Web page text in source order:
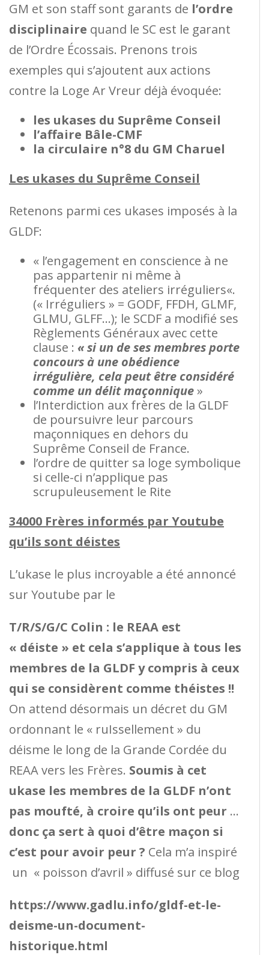
GM et son staff sont garants de l’ordre
disciplinaire quand le SC est le garant
de l’Ordre Écossais. Prenons trois
exemples qui s’ajoutent aux actions
contre la Loge Ar Vreur déjà évoquée:
les ukases du Suprême Conseil
l’affaire Bâle-CMF
la circulaire n°8 du GM Charuel
Les ukases du Suprême Conseil
Retenons parmi ces ukases imposés à la
GLDF:
« l’engagement en conscience à ne
pas appartenir ni même à
fréquenter des ateliers irréguliers«.
(« Irréguliers » = GODF, FFDH, GLMF,
GLMU, GLFF…); le SCDF a modifié ses
Règlements Généraux avec cette
clause : « si un de ses membres porte
concours à une obédience
irrégulière, cela peut être considéré
comme un délit maçonnique»
l’Interdiction aux frères de la GLDF
de poursuivre leur parcours
maçonniques en dehors du
Suprême Conseil de France.
l’ordre de quitter sa loge symbolique
si celle-ci n’applique pas
scrupuleusement le Rite
34000 Frères informés par Youtube
qu’ils sont déistes
L’ukase le plus incroyable a été annoncé
sur Youtube par le
T/R/S/G/C Colin : le REAA est
« déiste » et cela s’applique à tous les
membres de la GLDF y compris à ceux
qui se considèrent comme théistes !!
On attend désormais un décret du GM
ordonnant le « ruIssellement » du
déisme le long de la Grande Cordée du
REAA vers les Frères. Soumis à cet
ukase les membres de la GLDF n’ont
pas moufté, à croire qu’ils ont peur …
donc ça sert à quoi d’être maçon si
c’est pour avoir peur ? Cela m’a inspiré
un « poisson d’avril » diffusé sur ce blog
https://www.gadlu.info/gldf-et-le-
deisme-un-document-
historique.html